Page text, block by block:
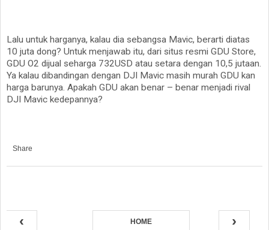
Lalu untuk harganya, kalau dia sebangsa Mavic, berarti diatas
10 juta dong? Untuk menjawab itu, dari situs resmi GDU Store,
GDU O2 dijual seharga 732USD atau setara dengan 10,5 jutaan.
Ya kalau dibandingan dengan DJI Mavic masih murah GDU kan
harga barunya. Apakah GDU akan benar – benar menjadi rival
DJI Mavic kedepannya?
Share
‹ ›
HOME